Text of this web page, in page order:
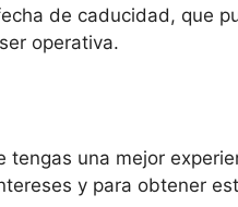
de caducidad, que
operativa.
una mejor
y para obtener